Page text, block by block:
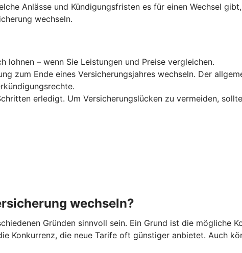
Anlässe und Kündigungsfristen es für einen Wechsel
wechseln.
lohnen – wenn Sie Leistungen und Preise vergleichen.
zum Ende eines Versicherungsjahres wechseln. Der
erledigt. Um Versicherungslücken zu vermeiden,
wechseln?
Gründen sinnvoll sein. Ein Grund ist die mögliche
Konkurrenz, die neue Tarife oft günstiger anbietet. Auch